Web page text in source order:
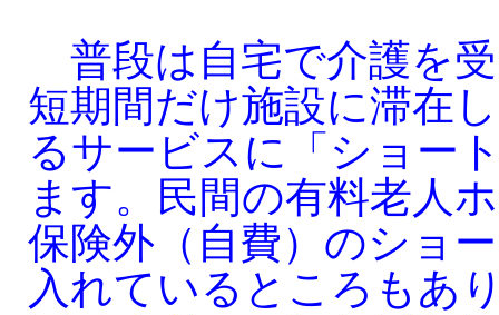
普段は自宅で介護を
短期間だけ施設に滞在
るサービスに「ショー
ます。民間の有料老人
保険外（自費）のショ
入れているところもあ